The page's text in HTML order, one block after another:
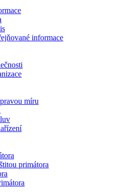
informace
míru
primátora